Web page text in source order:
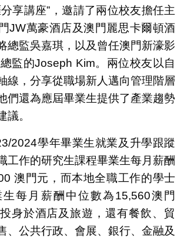
享講座”，邀請了兩位校友擔任主
萬豪酒店及澳門麗思卡爾頓酒
總監吳嘉琪，以及曾任澳門新濠影
監的Joseph Kim。兩位校友以自
線，分享從職場新人邁向管理階層
們還為應屆畢業生提供了產業趨勢
議。
2024學年畢業生就業及升學跟蹤
工作的研究生課程畢業生每月薪酬
澳門元，而本地全職工作的學士
每月薪酬中位數為15,560澳門
身於酒店及旅遊，還有餐飲、貿
、公共行政、會展、銀行、金融及